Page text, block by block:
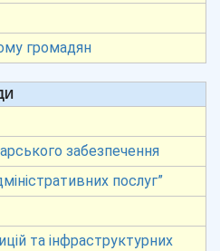
громадян
забезпечення
послуг”
та інфраструктурних